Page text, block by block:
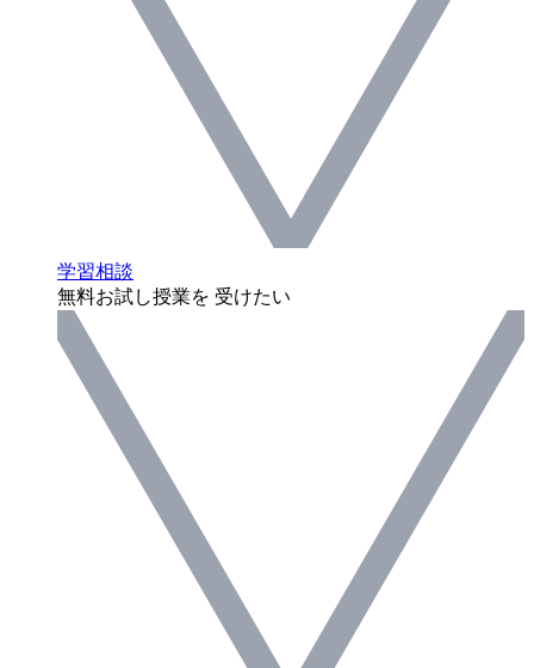
学習相談
無料お試し授業を 受けたい